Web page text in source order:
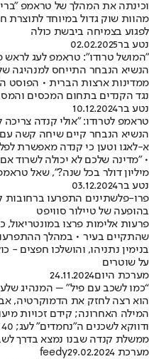
וכינתה את המהלך של טראמפ
מהוות שוק גדול במיוחד לתוצרת
לפגוע בצמיחה ביבשת כולה
נטע בר02.02.2025
"המושל טרודו": טראמפ לעג
הנשיא הנבחר התייחס למנהיגה
ממדינות ארצות הברית • הפוסט
נגד הקנדים בתחום המכסים
נטע בר10.12.2024
טראמפ לטרודו: "אולי קנדה צריכה להפוך
הנשיא הנבחר קיים שיחה קשה
א-לאגו וטען כי קנדה מאפשרת
• "מדינה שלכם לא יכולה לשרוד
מיליון דולר בכל שנה?", שאל
נטע בר03.12.2024
פרו-פלשתינים התפרעו
בהופעה של טיילור סוויפט
פרעות אלימות פרצו במונטריאול,
שהתקיים בעיר • במהלך
בנימין נתניהו, והושלכו חפצים -
על שוטרים
מערכת היום24.11.2024
“כמו לשכב עם פיל" – המנהיג
הוא רצה לחזק את הדמוקרטיה,
המילה האחרונה; קידם זכויות
ממשלת קנדה שבנו נמצא בדרך
מערכת feedy29.02.2024